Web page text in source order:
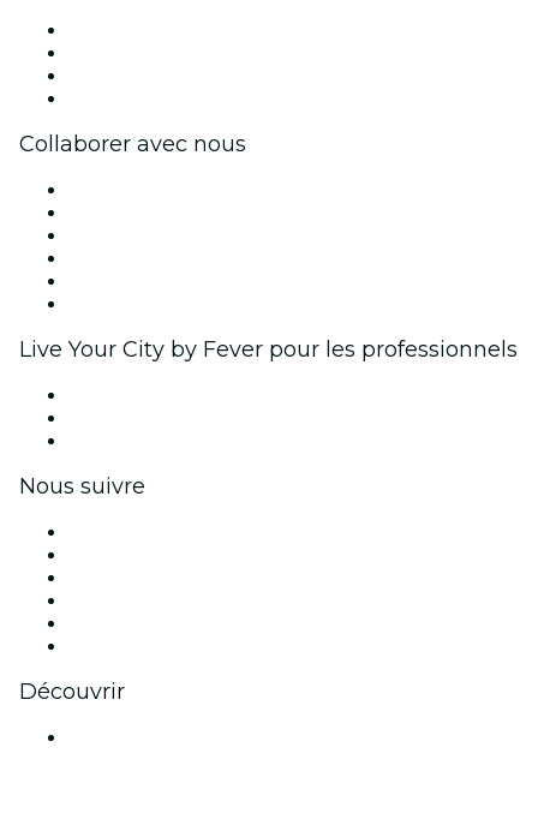
Collaborer avec nous
Live Your City by Fever pour les professionnels
Nous suivre
Découvrir